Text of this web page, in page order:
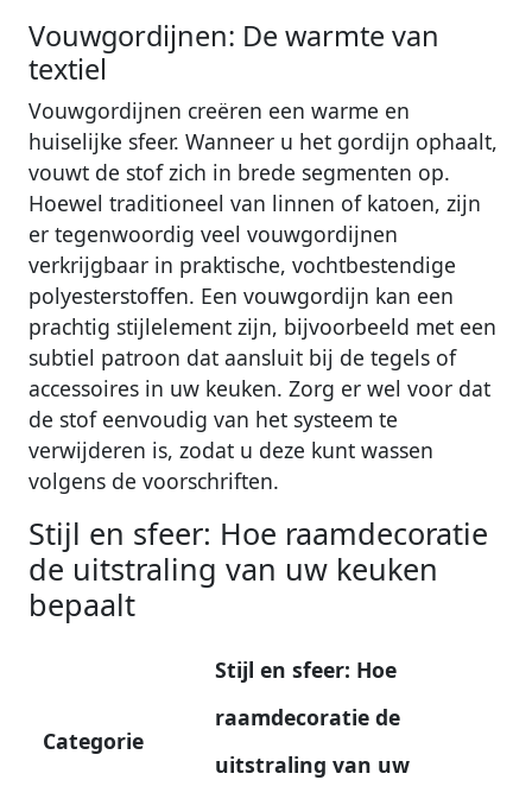
Vouwgordijnen: De warmte van
textiel
Vouwgordijnen creëren een warme en
huiselijke sfeer. Wanneer u het gordijn ophaalt,
vouwt de stof zich in brede segmenten op.
Hoewel traditioneel van linnen of katoen, zijn
er tegenwoordig veel vouwgordijnen
verkrijgbaar in praktische, vochtbestendige
polyesterstoffen. Een vouwgordijn kan een
prachtig stijlelement zijn, bijvoorbeeld met een
subtiel patroon dat aansluit bij de tegels of
accessoires in uw keuken. Zorg er wel voor dat
de stof eenvoudig van het systeem te
verwijderen is, zodat u deze kunt wassen
volgens de voorschriften.
Stijl en sfeer: Hoe raamdecoratie
de uitstraling van uw keuken
bepaalt
Categorie
Stijl en sfeer: Hoe
raamdecoratie de
uitstraling van uw